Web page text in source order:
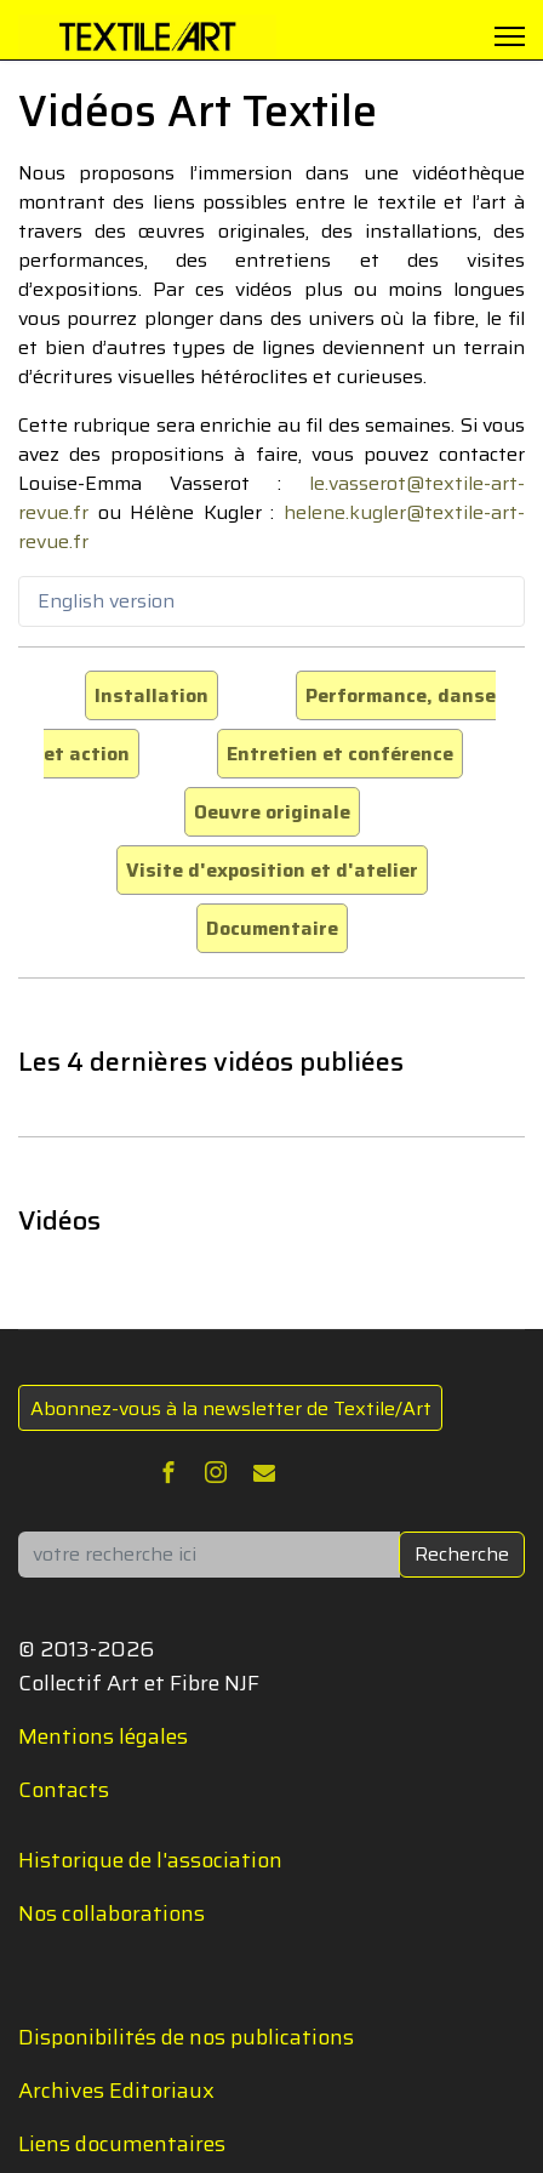
Vidéos Art Textile
Nous proposons l’immersion dans une vidéothèque
montrant des liens possibles entre le textile et l’art à
travers des œuvres originales, des installations, des
performances, des entretiens et des visites
d’expositions. Par ces vidéos plus ou moins longues
vous pourrez plonger dans des univers où la fibre, le fil
et bien d’autres types de lignes deviennent un terrain
d’écritures visuelles hétéroclites et curieuses.
Cette rubrique sera enrichie au fil des semaines. Si vous
avez des propositions à faire, vous pouvez contacter
Louise-Emma Vasserot : le.vasserot@textile-art-
revue.fr ou Hélène Kugler : helene.kugler@textile-art-
revue.fr
English version
Installation
Performance, danse
et action
Entretien et conférence
Oeuvre originale
Visite d'exposition et d'atelier
Documentaire
Les 4 dernières vidéos publiées
Vidéos
Abonnez-vous à la newsletter de Textile/Art
Rechercher Recherche
© 2013-2026
Collectif Art et Fibre NJF
Mentions légales
Contacts
Historique de l'association
Nos collaborations
Disponibilités de nos publications
Archives Editoriaux
Liens documentaires